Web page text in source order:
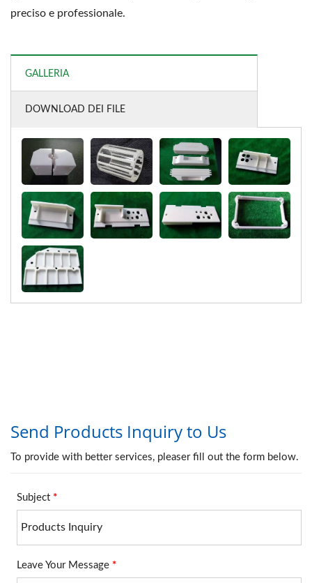
preciso e professionale.
GALLERIA
DOWNLOAD DEI FILE